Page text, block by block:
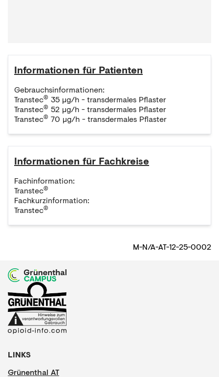
Informationen für Patienten
Gebrauchsinformationen:
Transtec® 35 µg/h - transdermales Pflaster
Transtec® 52 µg/h - transdermales Pflaster
Transtec® 70 µg/h - transdermales Pflaster
Informationen für Fachkreise
Fachinformation:
Transtec®
Fachkurzinformation:
Transtec®
M-N/A-AT-12-25-0002
LINKS
Grünenthal AT